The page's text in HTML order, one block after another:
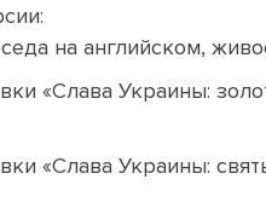
на английском,
«Слава Украины:
«Слава Украины: